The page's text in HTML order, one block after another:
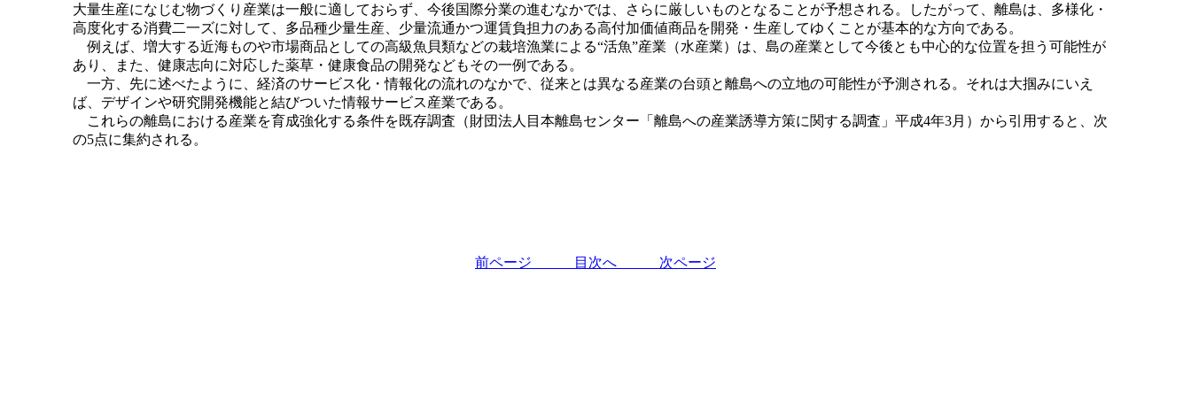
大量生産になじむ物づくり産業は一般に適しておらず、今後国際分業の進むなかでは、さらに厳しいものとなることが予想される。したがって、離島は、多様化・
高度化する消費二一ズに対して、多品種少量生産、少量流通かつ運賃負担力のある高付加価値商品を開発・生産してゆくことが基本的な方向である。
例えば、増大する近海ものや市場商品としての高級魚貝類などの栽培漁業による“活魚”産業（水産業）は、島の産業として今後とも中心的な位置を担う可能性が
あり、また、健康志向に対応した薬草・健康食品の開発などもその一例である。
一方、先に述べたように、経済のサービス化・情報化の流れのなかで、従来とは異なる産業の台頭と離島への立地の可能性が予測される。それは大掴みにいえ
ば、デザインや研究開発機能と結びついた情報サービス産業である。
これらの離島における産業を育成強化する条件を既存調査（財団法人目本離島センター「離島への産業誘導方策に関する調査」平成4年3月）から引用すると、次
の5点に集約される。
前ページ 目次へ 次ページ